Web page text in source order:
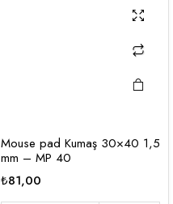
Mouse pad Kumaş 30×40 1,5
mm – MP 40
₺81,00